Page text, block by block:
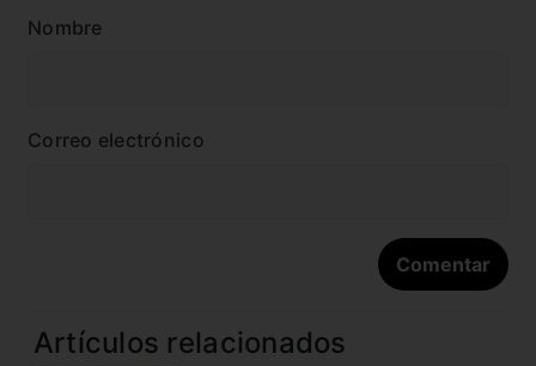
Nombre
Correo electrónico
Artículos relacionados